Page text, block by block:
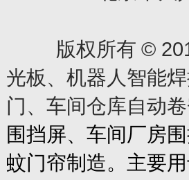
版权所有 ©
光板、机器人智能
门、车间仓库自动
围挡屏、车间厂房
蚊门帘制造。主要